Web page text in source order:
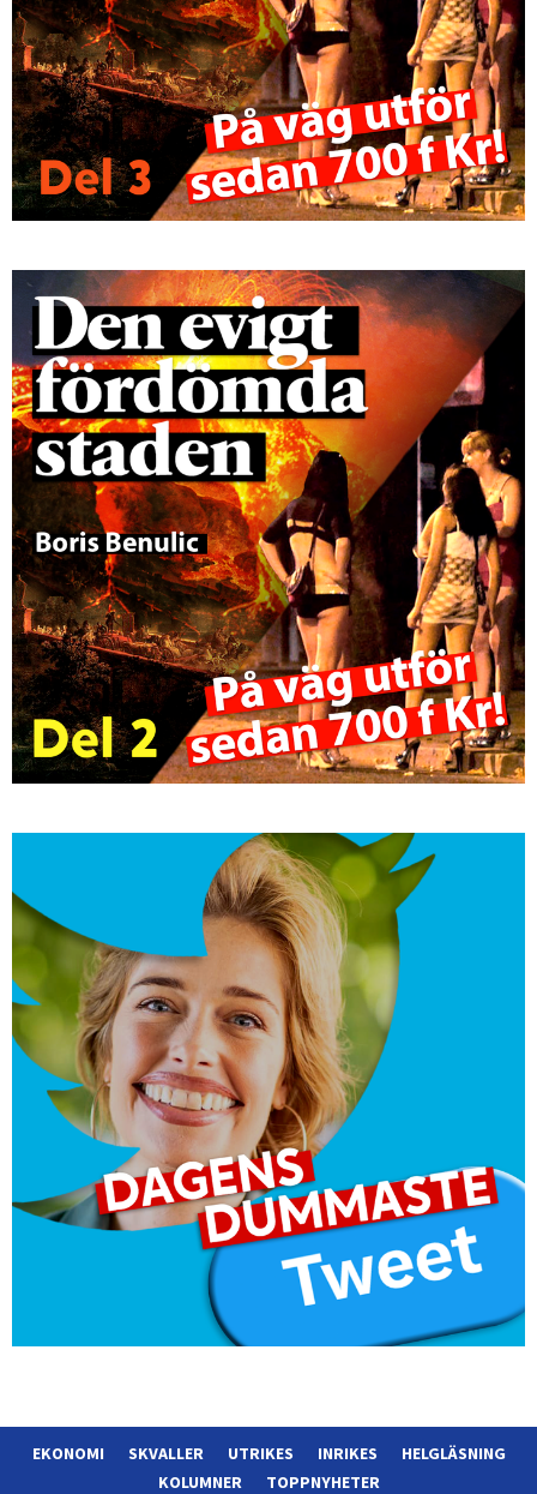
EKONOMI SKVALLER UTRIKES INRIKES
HELGLÄSNING
KOLUMNER
TOPPNYHETER